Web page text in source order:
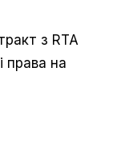
з RTA
права на